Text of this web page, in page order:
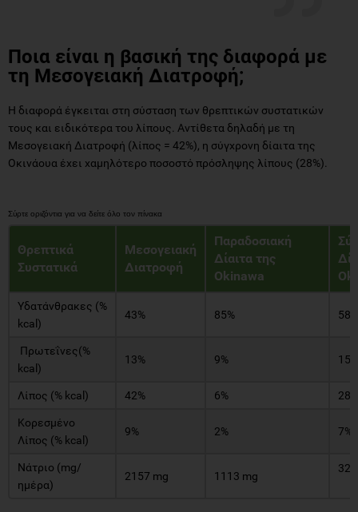
Ποια είναι η βασική της διαφορά με
τη Μεσογειακή Διατροφή;
Η διαφορά έγκειται στη σύσταση των θρεπτικών συστατικών
τους και ειδικότερα του λίπους. Αντίθετα δηλαδή με τη
Μεσογειακή Διατροφή (λίπος = 42%), η σύγχρονη δίαιτα της
Οκινάουα έχει χαμηλότερο ποσοστό πρόσληψης λίπους (28%).
Θρεπτικά
Συστατικά
Μεσογειακή
Διατροφή
Παραδοσιακή
Δίαιτα της
Okinawa
Υδατάνθρακες (%
kcal)
43% 85% 58%
Πρωτεΐνες(%
kcal)
13% 9% 15%
Λίπος (% kcal) 42% 6% 28%
Κορεσμένο
Λίπος (% kcal)
9% 2% 7%
Νάτριο (mg/
ημέρα)
2157 mg 1113 mg